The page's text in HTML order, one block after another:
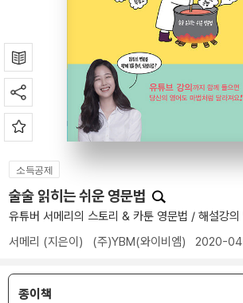
소득공제
술술 읽히는 쉬운 영문법
유튜버 서메리의 스토리 & 카툰 영문법 / 해설강의
서메리 (지은이) (주)YBM(와이비엠) 2020-
종이책